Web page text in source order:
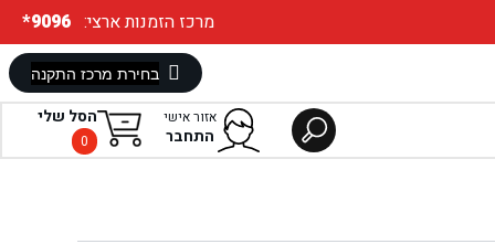
*9096 :מרכז הזמנות ארצי
הסל שלי
0
אזור אישי
התחבר